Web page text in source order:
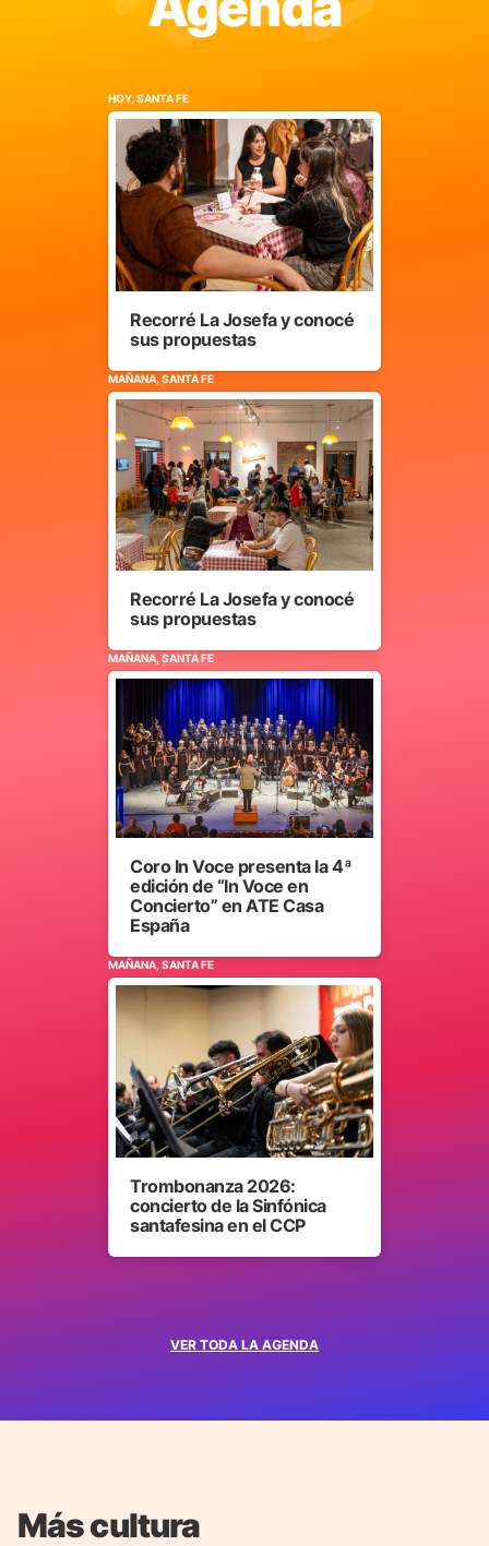
VER TODA LA AGENDA
HOY, SANTA FE
Recorré La Josefa y conocé
sus propuestas
MAÑANA, SANTA FE
Recorré La Josefa y conocé
sus propuestas
MAÑANA, SANTA FE
Coro In Voce presenta la 4ª
edición de “In Voce en
Concierto” en ATE Casa
España
MAÑANA, SANTA FE
Trombonanza 2026:
concierto de la Sinfónica
santafesina en el CCP
Más cultura